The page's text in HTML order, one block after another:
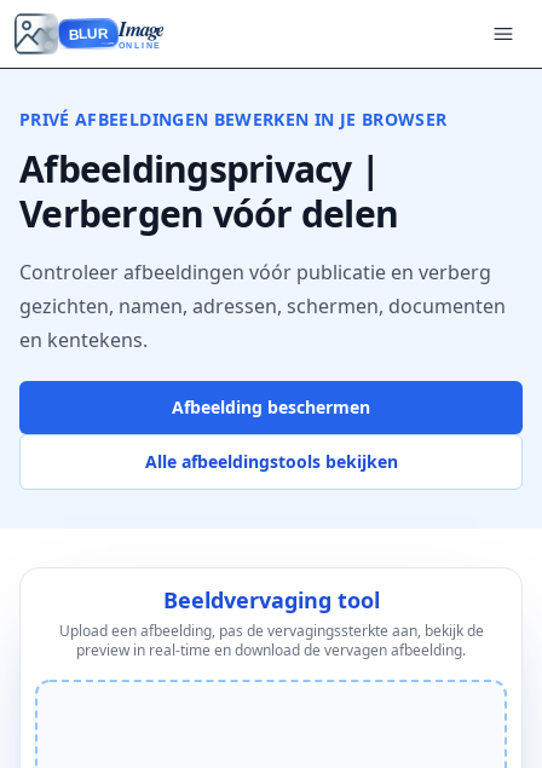
BLUR Image
ONLINE
PRIVÉ AFBEELDINGEN BEWERKEN IN JE BROWSER
Afbeeldingsprivacy |
Verbergen vóór delen
Controleer afbeeldingen vóór publicatie en verberg
gezichten, namen, adressen, schermen, documenten
en kentekens.
Afbeelding beschermen
Alle afbeeldingstools bekijken
Beeldvervaging tool
Upload een afbeelding, pas de vervagingssterkte aan, bekijk de
preview in real-time en download de vervagen afbeelding.